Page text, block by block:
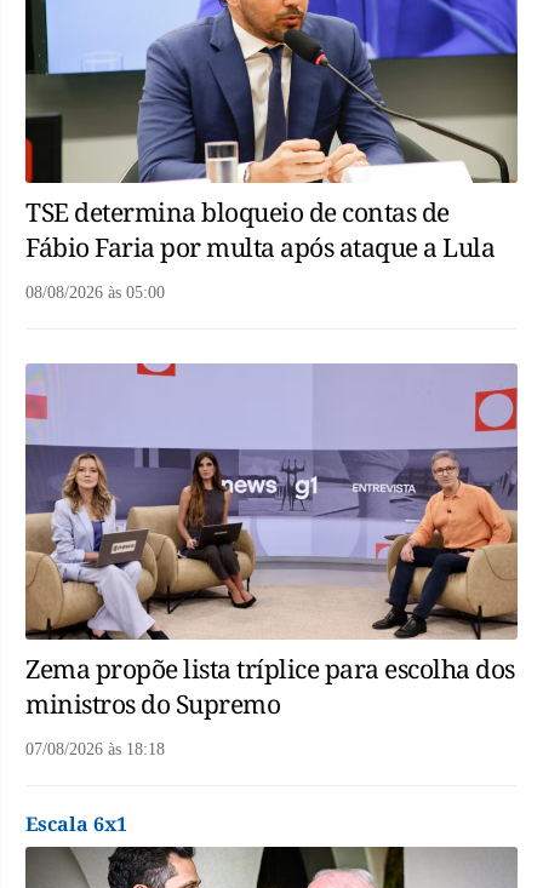
TSE determina bloqueio de contas de
Fábio Faria por multa após ataque a Lula
08/08/2026 às 05:00
Zema propõe lista tríplice para escolha dos
ministros do Supremo
07/08/2026 às 18:18
Escala 6x1